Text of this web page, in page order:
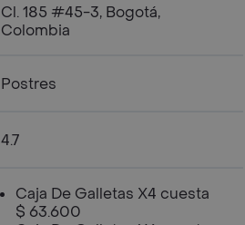
Cl. 185 #45-3, Bogotá,
Colombia
Postres
4.7
Caja De Galletas X4 cuesta
$ 63.600